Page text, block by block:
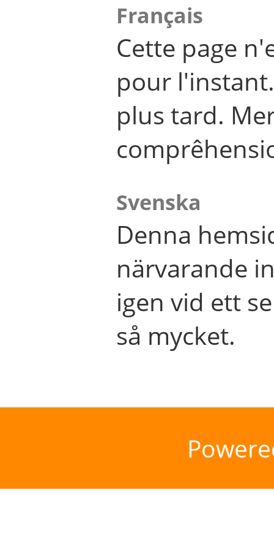
Français
Cette page
pour
plus tard.
Svenska
Denna
närvarande
igen vid ett
så mycket.